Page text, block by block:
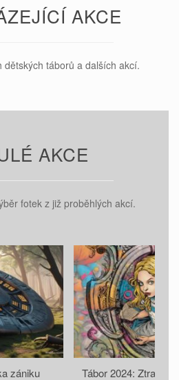
AKCE
dětských táborů a dalších akcí.
AKCE
fotek z již proběhlých akcí.
zániku Tábor 2024: